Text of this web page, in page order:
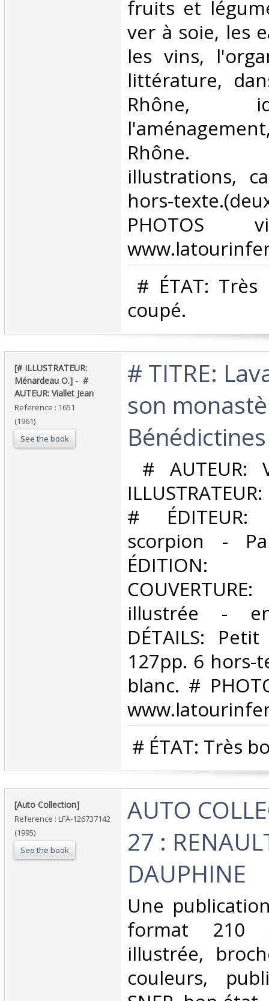
fruits et
ver à soie, les
les vins,
littérature,
Rhône,
Rhône.
illustrations,
hors-
PHOTOS
# ÉTAT:
coupé.‎
‎[# ILLUSTRATEUR:
Ménardeau O.] - ‎ ‎#
AUTEUR: Viallet Jean‎
Reference : 1651
(1961)
See the book
‎# TITRE:
son
Bénédictines‎
# AUTEUR:
#
scorpion -
illustrée -
DÉTAILS:
127pp. 6
blanc. #
# ÉTAT: Très
‎[Auto Collection]‎
Reference : LFA-126737142
(1995)
See the book
‎AUTO
27 :
DAUPHINE‎
‎Une
format 210
illustrée,
couleurs,